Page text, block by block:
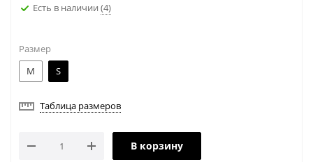
Есть в наличии (4)
Размер
M
S
Таблица размеров
В корзину